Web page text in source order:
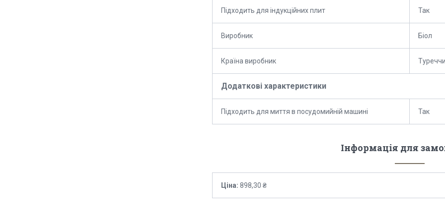
Підходить для індукційних плит Так
Виробник Біол
Країна виробник
Додаткові характеристики
Підходить для миття в посудомийній машині Так
Інформація для
Ціна: 898,30 ₴